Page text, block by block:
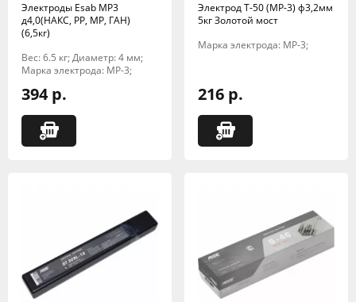
Электроды Esab МР3
д4,0(НАКС, РР, МР, ГАН)
(6,5кг)
Вес: 6.5 кг; Диаметр: 4 мм;
Марка электрода: МР-3;
394 р.
Электрод Т-50 (МР-3) ф3,2мм
5кг Золотой мост
Марка электрода: МР-3;
216 р.